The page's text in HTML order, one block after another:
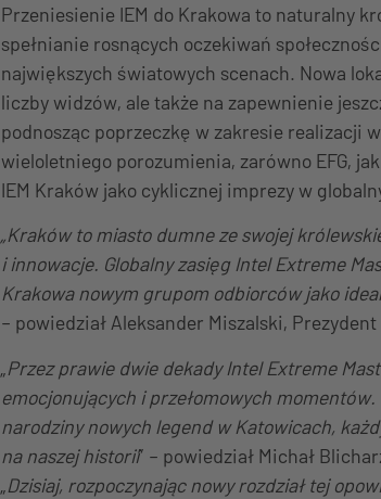
Przeniesienie IEM do Krakowa to naturalny
spełnianie rosnących oczekiwań
największych światowych scenach. Nowa
liczby widzów, ale także na zapewnienie
podnosząc poprzeczkę w zakresie realizacji
wieloletniego porozumienia, zarówno EFG,
IEM Kraków jako cyklicznej imprezy w
„Kraków to miasto dumne ze swojej
i innowacje. Globalny zasięg Intel Extreme
Krakowa nowym grupom odbiorców jako
– powiedział Aleksander Miszalski,
„Przez prawie dwie dekady Intel Extreme
emocjonujących i przełomowych
narodziny nowych legend w Katowicach,
na naszej historii” – powiedział Michał
„Dzisiaj, rozpoczynając nowy rozdział tej